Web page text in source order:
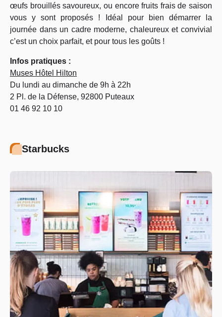
œufs brouillés savoureux, ou encore fruits frais de saison
vous y sont proposés ! Idéal pour bien démarrer la
journée dans un cadre moderne, chaleureux et convivial
c’est un choix parfait, et pour tous les goûts !
Infos pratiques :
Muses Hôtel Hilton
Du lundi au dimanche de 9h à 22h
2 Pl. de la Défense, 92800 Puteaux
01 46 92 10 10
Starbucks